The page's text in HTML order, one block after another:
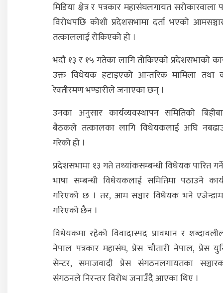
मिडिया क्षेत्र र पत्रकार महासंघलगायत सरोकारवाला
विरोधपछि कोशी प्रदेशसभामा दर्ता भएको
तत्काललाई रोकिएको हो ।
भदौ १३ र १५ गतेका लागि तोकिएको प्रदेशसभाको
उक्त विधेयक हटाइएको आन्तरिक मामिला तथा
रेवतीरमण भण्डारीले जनाएका छन् ।
उनका अनुसार कार्यव्यवस्थापन समितिको
बैठकले तत्कालका लागि विधेयकलाई अघि
गरेको हो ।
प्रदेशसभामा १३ गते तथ्यांकसम्बन्धी विधेयक पारित
भाषा सम्बन्धी विधेयकलाई समितिमा पठाउने
गरिएको छ । तर, आम सञ्चार विधेयक भने
गरिएको छैन ।
विधेयकमा रहेको विवादास्पद प्रावधान र
नेपाल पत्रकार महासंघ, प्रेस चौतारी नेपाल, प्रेस
सेन्टर, समाजवादी प्रेस संगठनलगायतका
संगठनले निरन्तर विरोध जनाउँदै आएका थिए ।